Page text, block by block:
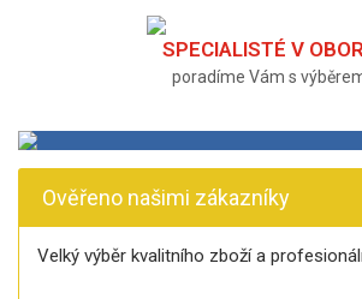
SPECIALISTÉ V
poradíme Vám s
Ověřeno našimi zákazníky
Velký výběr kvalitního zboží a